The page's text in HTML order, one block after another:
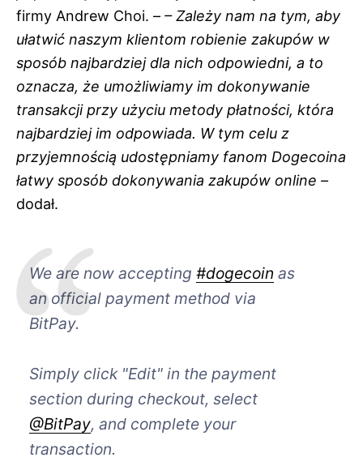
firmy Andrew Choi. – – Zależy nam na tym, aby
ułatwić naszym klientom robienie zakupów w
sposób najbardziej dla nich odpowiedni, a to
oznacza, że ​​umożliwiamy im dokonywanie
transakcji przy użyciu metody płatności, która
najbardziej im odpowiada. W tym celu z
przyjemnością udostępniamy fanom Dogecoina
łatwy sposób dokonywania zakupów online –
dodał.
We are now accepting #dogecoin as
an official payment method via
BitPay.
Simply click "Edit" in the payment
section during checkout, select
@BitPay, and complete your
transaction.